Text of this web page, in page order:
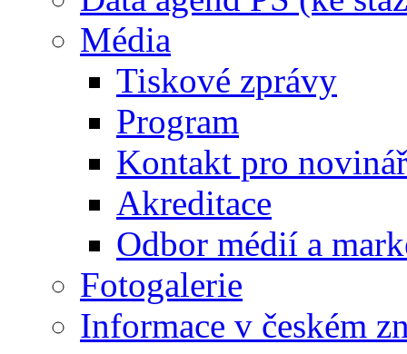
Média
Tiskové zprávy
Program
Kontakt pro
Akreditace
Odbor médií a
Fotogalerie
Informace v českém